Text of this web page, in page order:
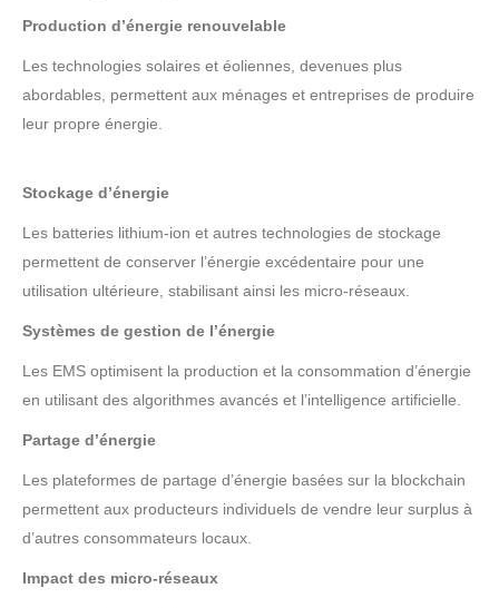
Production d’énergie renouvelable
Les technologies solaires et éoliennes, devenues plus
abordables, permettent aux ménages et entreprises de produire
leur propre énergie.
Stockage d’énergie
Les batteries lithium-ion et autres technologies de stockage
permettent de conserver l’énergie excédentaire pour une
utilisation ultérieure, stabilisant ainsi les micro-réseaux.
Systèmes de gestion de l’énergie
Les EMS optimisent la production et la consommation d’énergie
en utilisant des algorithmes avancés et l’intelligence artificielle.
Partage d’énergie
Les plateformes de partage d’énergie basées sur la blockchain
permettent aux producteurs individuels de vendre leur surplus à
d’autres consommateurs locaux.
Impact des micro-réseaux